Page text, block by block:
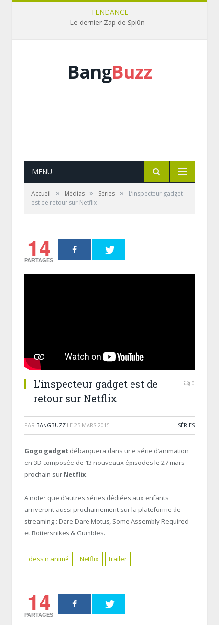
TENDANCE
Le dernier Zap de Spi0n
BangBuzz
MENU
Accueil » Médias » Séries »
L’inspecteur gadget
est de retour sur Netflix
14
PARTAGES
L’inspecteur gadget est de
retour sur Netflix
0
PAR BANGBUZZ LE 25 MARS 2015 SÉRIES
Gogo gadget débarquera dans une série d’animation
en 3D composée de 13 nouveaux épisodes le 27 mars
prochain sur Netflix.
A noter que d’autres séries dédiées aux enfants
arriveront aussi prochainement sur la plateforme de
streaming : Dare Dare Motus, Some Assembly Required
et Bottersnikes & Gumbles.
dessin animé Netflix trailer
14
PARTAGES